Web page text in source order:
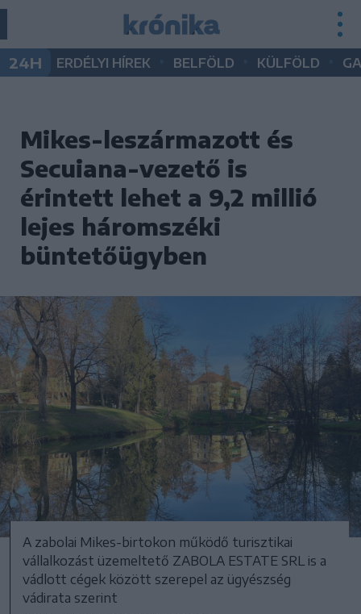
24H ERDÉLYI HÍREK BELFÖLD KÜLFÖLD
Mikes-leszármazott és
Secuiana-vezető is
érintett lehet a 9,2 millió
lejes háromszéki
büntetőügyben
A zabolai Mikes-birtokon működő turisztikai
vállalkozást üzemeltető ZABOLA ESTATE SRL is a
vádlott cégek között szerepel az ügyészség
vádirata szerint